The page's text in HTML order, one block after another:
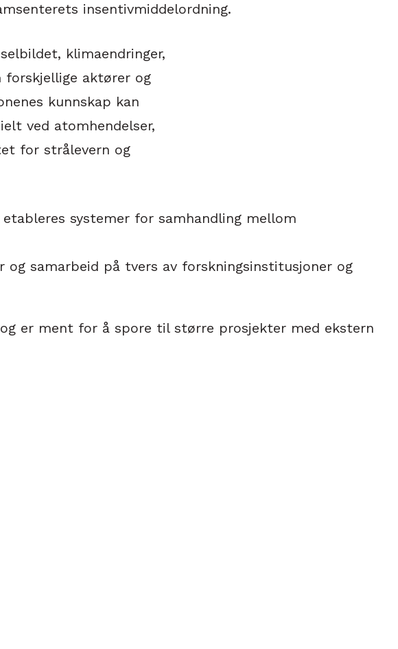
insentivmiddelordning.
klimaendringer,
forskjellige aktører og
kunnskap kan
ved atomhendelser,
for strålevern og
systemer for samhandling mellom
samarbeid på tvers av forskningsinstitusjoner og
er ment for å spore til større prosjekter med ekstern